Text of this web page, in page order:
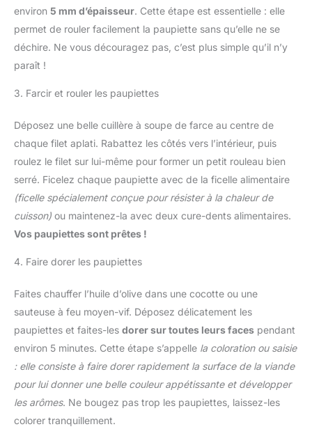
environ 5 mm d’épaisseur. Cette étape est essentielle : elle
permet de rouler facilement la paupiette sans qu’elle ne se
déchire. Ne vous découragez pas, c’est plus simple qu’il n’y
paraît !
3. Farcir et rouler les paupiettes
Déposez une belle cuillère à soupe de farce au centre de
chaque filet aplati. Rabattez les côtés vers l’intérieur, puis
roulez le filet sur lui-même pour former un petit rouleau bien
serré. Ficelez chaque paupiette avec de la ficelle alimentaire
(ficelle spécialement conçue pour résister à la chaleur de
cuisson) ou maintenez-la avec deux cure-dents alimentaires.
Vos paupiettes sont prêtes !
4. Faire dorer les paupiettes
Faites chauffer l’huile d’olive dans une cocotte ou une
sauteuse à feu moyen-vif. Déposez délicatement les
paupiettes et faites-les dorer sur toutes leurs faces pendant
environ 5 minutes. Cette étape s’appelle la coloration ou saisie
: elle consiste à faire dorer rapidement la surface de la viande
pour lui donner une belle couleur appétissante et développer
les arômes. Ne bougez pas trop les paupiettes, laissez-les
colorer tranquillement.